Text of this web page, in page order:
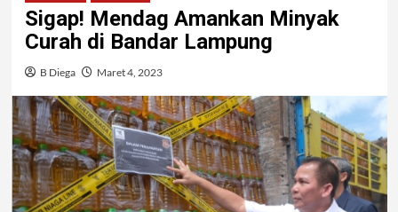
Sigap! Mendag Amankan Minyak
Curah di Bandar Lampung
B Diega Maret 4, 2023